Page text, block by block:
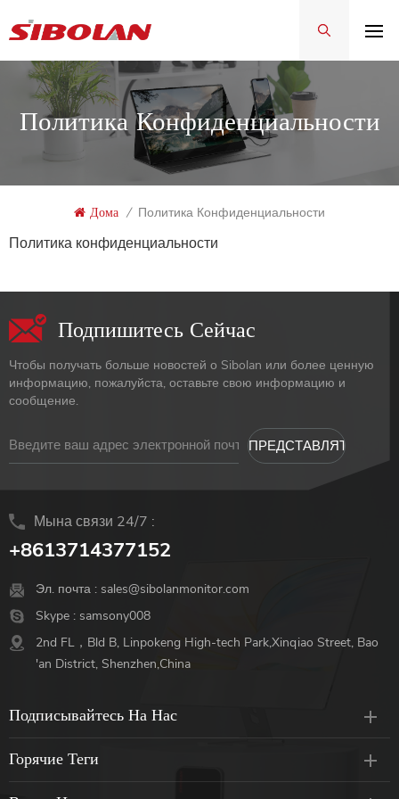
Политика Конфиденциальности
Дома / Политика Конфиденциальности
Политика конфиденциальности
Подпишитесь Сейчас
Чтобы получать больше новостей о Sibolan или более ценную
информацию, пожалуйста, оставьте свою информацию и
сообщение.
Мына связи 24/7 :
+8613714377152
Эл. почта : sales@sibolanmonitor.com
Skype : samsony008
2nd FL，Bld B, Linpokeng High-tech Park,Xinqiao Street, Bao
'an District, Shenzhen,China
Подписывайтесь На Нас
Горячие Теги